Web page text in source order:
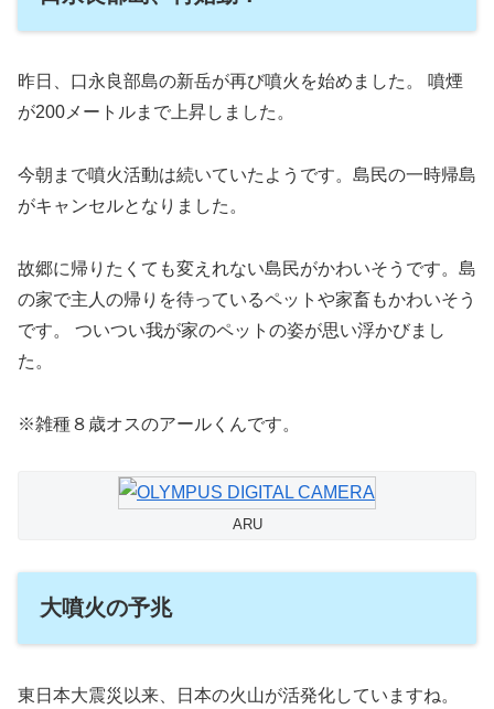
昨日、口永良部島の新岳が再び噴火を始めました。 噴煙
が200メートルまで上昇しました。
今朝まで噴火活動は続いていたようです。 島民の一時帰島
がキャンセルとなりました。
故郷に帰りたくても変えれない島民がかわいそうです。 島
の家で主人の帰りを待っているペットや家畜もかわいそう
です。 ついつい我が家のペットの姿が思い浮かびまし
た。
※雑種８歳オスのアールくんです。
ARU
大噴火の予兆
東日本大震災以来、日本の火山が活発化していますね。